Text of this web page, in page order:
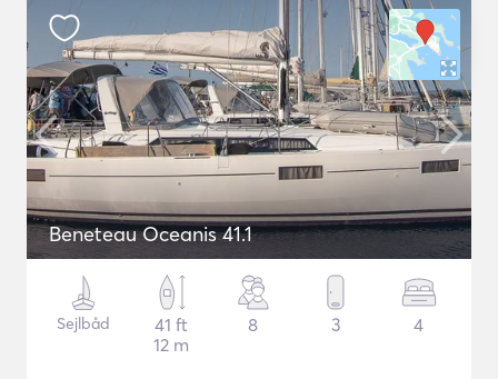
Beneteau Oceanis 41.1
Sejlbåd
41 ft
12 m
8 3 4